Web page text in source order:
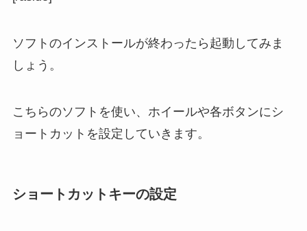
ソフトのインストールが終わったら起動してみま
しょう。
こちらのソフトを使い、ホイールや各ボタンにシ
ョートカットを設定していきます。
ショートカットキーの設定